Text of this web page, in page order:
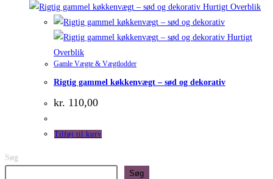
Hurtigt Overblik
Hurtigt
Overblik
Gamle Vægte & Vægtlodder
Rigtig gammel køkkenvægt – sød og dekorativ
kr. 110,00
Tilføj til kurv
Søg
Søg